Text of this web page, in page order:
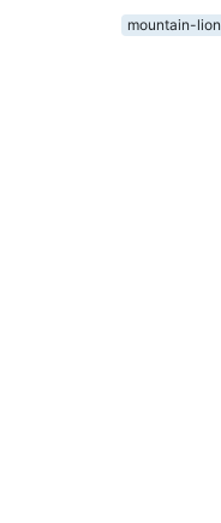
mountain-lion